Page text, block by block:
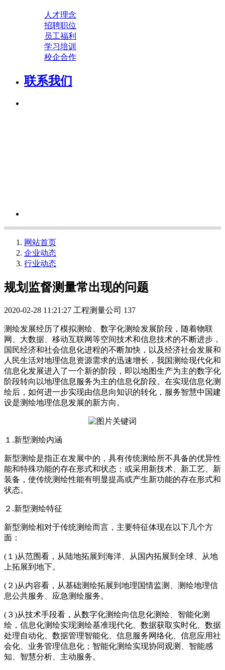
人才理念
招聘职位
员工福利
学习培训
校企合作
联系我们
网站首页
企业动态
行业动态
规划监督测量常出现的问题
2020-02-28 11:21:27 工程测量公司 137
测绘发展经历了模拟测绘、数字化测绘发展阶段，随着物联
网、大数据、移动互联网等空间技术和信息技术的不断进步，
国民经济和社会信息化进程的不断加快，以及经济社会发展和
人民生活对地理信息资源需求的迅速增长，我国测绘现代化和
信息化发展进入了一个新的阶段，即以地图生产为主的数字化
阶段转向以地理信息服务为主的信息化阶段。在实现信息化测
绘后，如何进一步实现由信息向知识的转化，服务智慧中国建
设是测绘地理信息发展的新方向。
１.新型测绘内涵
新型测绘是指正在发展中的，具有传统测绘所不具备的优异性
能和特殊功能的存在形式和状态；或采用新技术、新工艺、新
装备，使传统测绘性能有明显提高或产生新功能的存在形式和
状态。
２.新型测绘特征
新型测绘相对于传统测绘而言，主要特征体现在以下几个方
面：
(１)从范围看，从陆地拓展到海洋、从国内拓展到全球、从地
上拓展到地下。
(２)从内容看，从基础测绘拓展到地理国情监测、测绘地理信
息公共服务、应急测绘服务。
(３)从技术手段看，从数字化测绘向信息化测绘、智能化测
绘，信息化测绘实现测绘基准现代化、数据获取实时化、数据
处理自动化、数据管理智能化、信息服务网络化、信息应用社
会化、业务管理信息化；智能化测绘实现协同观测、智能感
知、智慧分析、主动服务。